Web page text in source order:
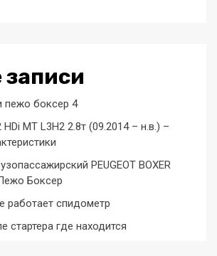
пежо боксер 4
MT L3H2 2.8т (09.2014 – н.в.) –
PEUGEOT BOXER
Боксер
работает спидометр
стартера где находится